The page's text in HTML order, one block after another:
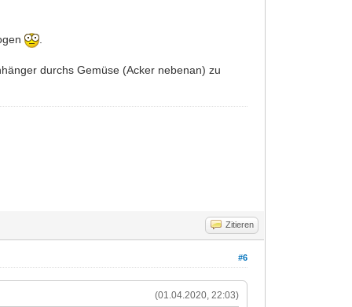
durchs Gemüse (Acker nebenan) zu
Zitieren
#6
(01.04.2020, 22:03)